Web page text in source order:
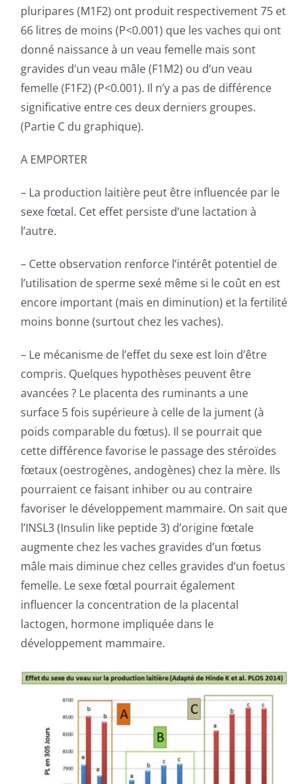
pluripares (M1F2) ont produit respectivement 75 et
66 litres de moins (P<0.001) que les vaches qui ont
donné naissance à un veau femelle mais sont
gravides d’un veau mâle (F1M2) ou d’un veau
femelle (F1F2) (P<0.001). Il n’y a pas de différence
significative entre ces deux derniers groupes.
(Partie C du graphique).
A EMPORTER
– La production laitière peut être influencée par le
sexe fœtal. Cet effet persiste d’une lactation à
l’autre.
– Cette observation renforce l’intérêt potentiel de
l’utilisation de sperme sexé même si le coût en est
encore important (mais en diminution) et la fertilité
moins bonne (surtout chez les vaches).
– Le mécanisme de l’effet du sexe est loin d’être
compris. Quelques hypothèses peuvent être
avancées ? Le placenta des ruminants a une
surface 5 fois supérieure à celle de la jument (à
poids comparable du fœtus). Il se pourrait que
cette différence favorise le passage des stéroïdes
fœtaux (oestrogènes, andogènes) chez la mère. Ils
pourraient ce faisant inhiber ou au contraire
favoriser le développement mammaire. On sait que
l’INSL3 (Insulin like peptide 3) d’origine fœtale
augmente chez les vaches gravides d’un fœtus
mâle mais diminue chez celles gravides d’un foetus
femelle. Le sexe fœtal pourrait également
influencer la concentration de la placental
lactogen, hormone impliquée dans le
développement mammaire.